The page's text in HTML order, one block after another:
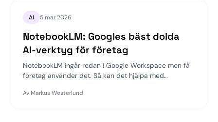
AI 5 mar 2026
NotebookLM: Googles bäst dolda
AI-verktyg för företag
NotebookLM ingår redan i Google Workspace men få
företag använder det. Så kan det hjälpa med
Av Markus Westerlund